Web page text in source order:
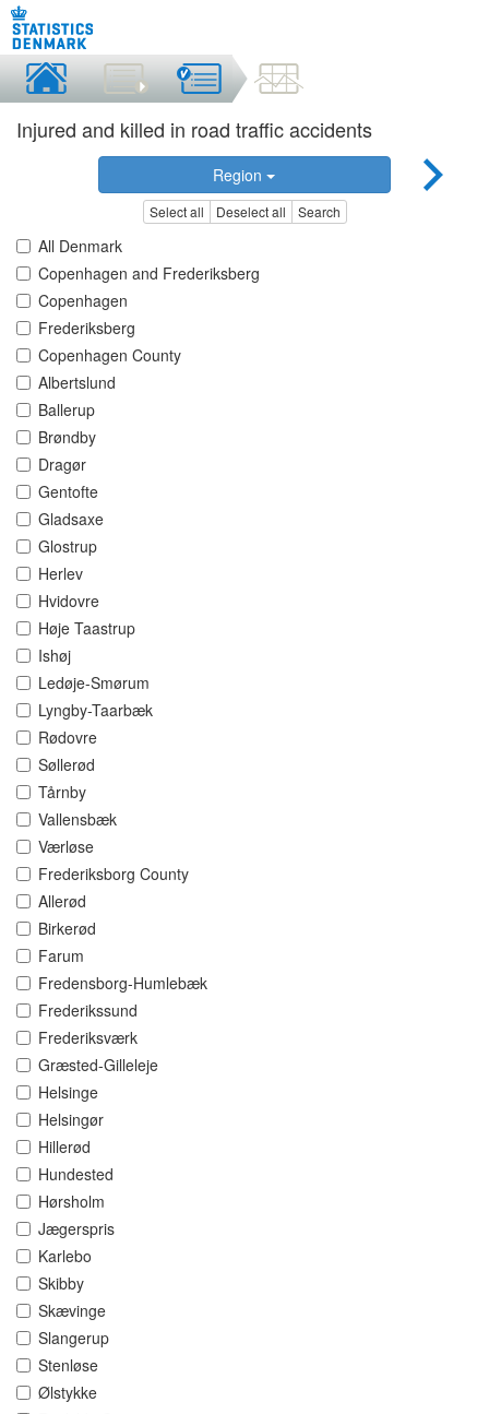
Injured and killed in road traffic accidents
Region
Select all Deselect all Search
All Denmark
Copenhagen and Frederiksberg
Copenhagen
Frederiksberg
Copenhagen County
Albertslund
Ballerup
Brøndby
Dragør
Gentofte
Gladsaxe
Glostrup
Herlev
Hvidovre
Høje Taastrup
Ishøj
Ledøje-Smørum
Lyngby-Taarbæk
Rødovre
Søllerød
Tårnby
Vallensbæk
Værløse
Frederiksborg County
Allerød
Birkerød
Farum
Fredensborg-Humlebæk
Frederikssund
Frederiksværk
Græsted-Gilleleje
Helsinge
Helsingør
Hillerød
Hundested
Hørsholm
Jægerspris
Karlebo
Skibby
Skævinge
Slangerup
Stenløse
Ølstykke